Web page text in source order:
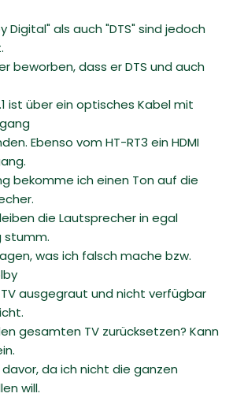
Digital" als auch "DTS" sind jedoch
beworben, dass er DTS und auch
ist über ein optisches Kabel mit
Ebenso vom HT-RT3 ein HDMI
bekomme ich einen Ton auf die
die Lautsprecher in egal
stumm.
was ich falsch mache bzw.
ausgegraut und nicht verfügbar
gesamten TV zurücksetzen? Kann
da ich nicht die ganzen
will.